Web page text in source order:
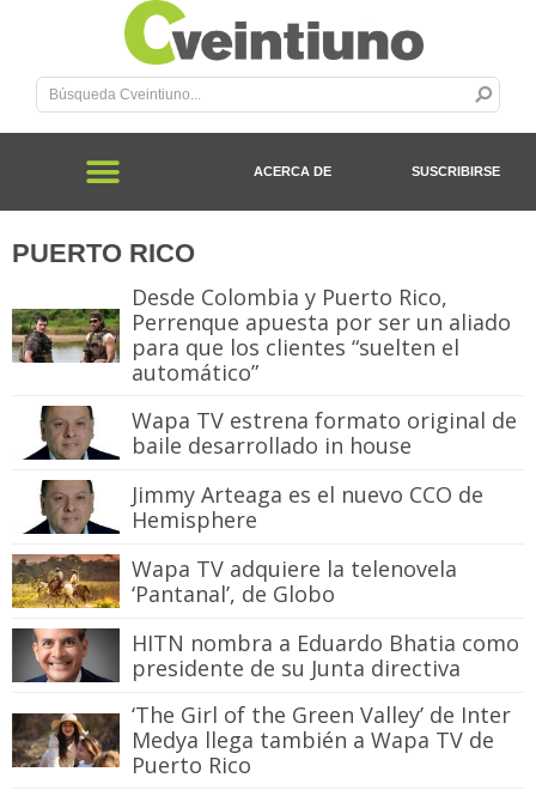
ACERCA DE SUSCRIBIRSE
PUERTO RICO
Desde Colombia y Puerto Rico,
Perrenque apuesta por ser un aliado
para que los clientes “suelten el
automático”
Wapa TV estrena formato original de
baile desarrollado in house
Jimmy Arteaga es el nuevo CCO de
Hemisphere
Wapa TV adquiere la telenovela
‘Pantanal’, de Globo
HITN nombra a Eduardo Bhatia como
presidente de su Junta directiva
‘The Girl of the Green Valley’ de Inter
Medya llega también a Wapa TV de
Puerto Rico